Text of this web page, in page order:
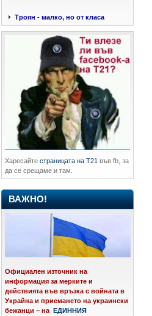
Троян - малко, но от класа
Харесайте страницата на Т21 във fb, за
да се срещаме и там.
ВАЖНО!
Официален източник на
информация за мерките и
действията във връзка с войната в
Украйна и приемането на украински
бежанци – на ЕДИННИЯ